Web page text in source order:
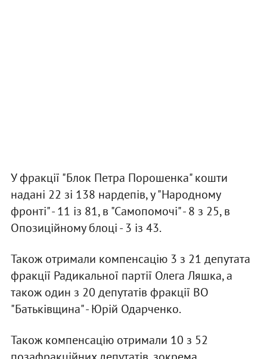
У фракції "Блок Петра Порошенка" кошти
надані 22 зі 138 нардепів, у "Народному
фронті" - 11 із 81, в "Самопомочі" - 8 з 25, в
Опозиційному блоці - 3 із 43.
Також отримали компенсацію 3 з 21 депутата
фракції Радикальної партії Олега Ляшка, а
також один з 20 депутатів фракції ВО
"Батьківщина" - Юрій Одарченко.
Також компенсацію отримали 10 з 52